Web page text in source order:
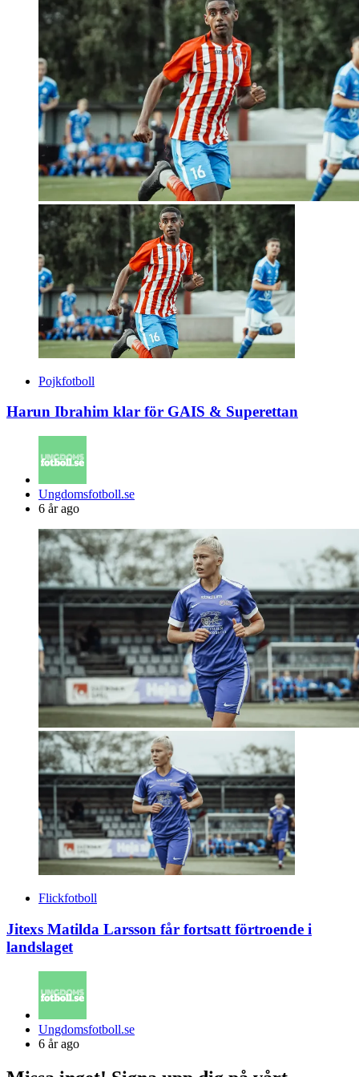
Pojkfotboll
Harun Ibrahim klar för GAIS & Superettan
Posted
by
Ungdomsfotboll.se
6 år ago
Flickfotboll
Jitexs Matilda Larsson får fortsatt förtroende i
landslaget
Posted
by
Ungdomsfotboll.se
6 år ago